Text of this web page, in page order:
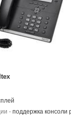
- поддержка консоли